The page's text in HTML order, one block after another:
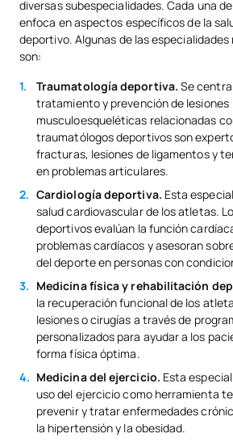
diversas subespecialidades. Cada una
enfoca en aspectos específicos de la
deportivo. Algunas de las
son:
Traumatología deportiva. Se
tratamiento y prevención de lesiones
musculoesqueléticas relacionadas
traumatólogos deportivos son
fracturas, lesiones de ligamentos y
en problemas articulares.
Cardiología deportiva. Esta
salud cardiovascular de los atletas.
deportivos evalúan la función
problemas cardíacos y asesoran
del deporte en personas con
Medicina física y rehabilitación
la recuperación funcional de los
lesiones o cirugías a través de
personalizados para ayudar a los
forma física óptima.
Medicina del ejercicio. Esta
uso del ejercicio como herramienta
prevenir y tratar enfermedades
la hipertensión y la obesidad.